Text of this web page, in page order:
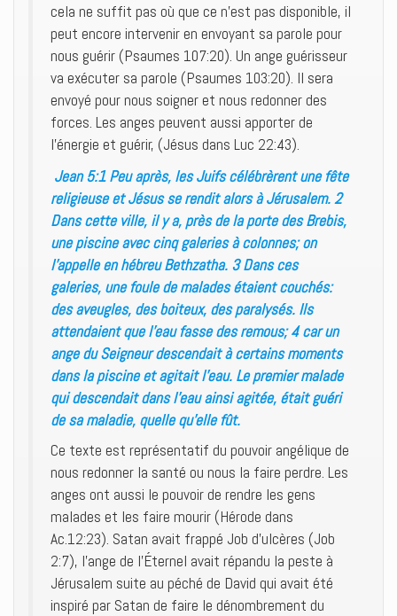
cela ne suffit pas où que ce n’est pas disponible, il
peut encore intervenir en envoyant sa parole pour
nous guérir (Psaumes 107:20). Un ange guérisseur
va exécuter sa parole (Psaumes 103:20). Il sera
envoyé pour nous soigner et nous redonner des
forces. Les anges peuvent aussi apporter de
l’énergie et guérir, (Jésus dans Luc 22:43).
Jean 5:1 Peu après, les Juifs célébrèrent une fête
religieuse et Jésus se rendit alors à Jérusalem. 2
Dans cette ville, il y a, près de la porte des Brebis,
une piscine avec cinq galeries à colonnes; on
l’appelle en hébreu Bethzatha. 3 Dans ces
galeries, une foule de malades étaient couchés:
des aveugles, des boiteux, des paralysés. Ils
attendaient que l’eau fasse des remous; 4 car un
ange du Seigneur descendait à certains moments
dans la piscine et agitait l’eau. Le premier malade
qui descendait dans l’eau ainsi agitée, était guéri
de sa maladie, quelle qu’elle fût.
Ce texte est représentatif du pouvoir angélique de
nous redonner la santé ou nous la faire perdre. Les
anges ont aussi le pouvoir de rendre les gens
malades et les faire mourir (Hérode dans
Ac.12:23). Satan avait frappé Job d’ulcères (Job
2:7), l’ange de l’Éternel avait répandu la peste à
Jérusalem suite au péché de David qui avait été
inspiré par Satan de faire le dénombrement du